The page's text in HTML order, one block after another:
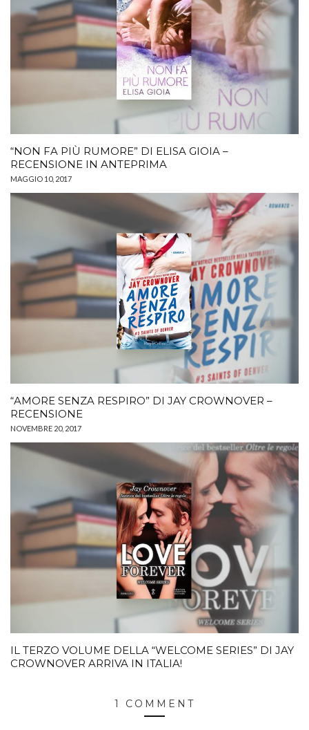
“NON FA PIÙ RUMORE” DI ELISA GIOIA –
RECENSIONE IN ANTEPRIMA
MAGGIO 10, 2017
“AMORE SENZA RESPIRO” DI JAY CROWNOVER –
RECENSIONE
NOVEMBRE 20, 2017
IL TERZO VOLUME DELLA “WELCOME SERIES” DI JAY
CROWNOVER ARRIVA IN ITALIA!
1 COMMENT